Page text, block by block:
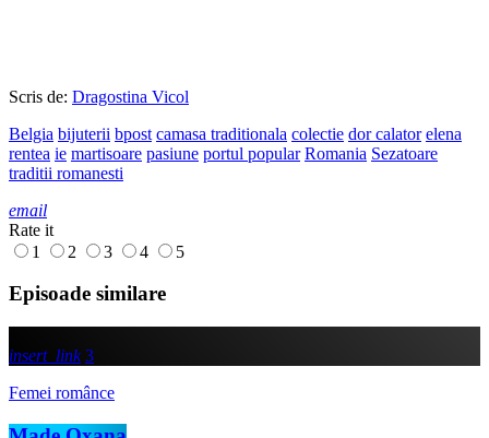
Scris de: Dragostina Vicol
Belgia bijuterii bpost camasa traditionala colectie dor calator elena
rentea ie martisoare pasiune portul popular Romania Sezatoare
traditii romanesti
email
Rate it
1
2 3 4 5
Episoade similare
insert_link 3
Femei românce